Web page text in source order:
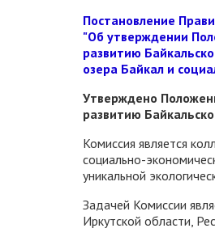
Постановление
"Об утверждении
развитию
озера Байкал и
Утверждено
развитию
Комиссия является
социально-
уникальной
Задачей Комиссии
Иркутской области,